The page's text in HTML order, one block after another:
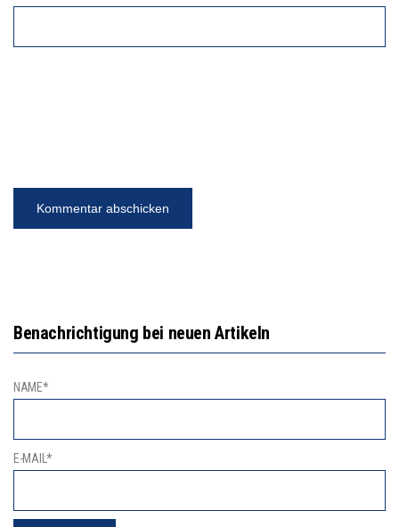
Benachrichtigung bei neuen Artikeln
NAME*
E-MAIL*